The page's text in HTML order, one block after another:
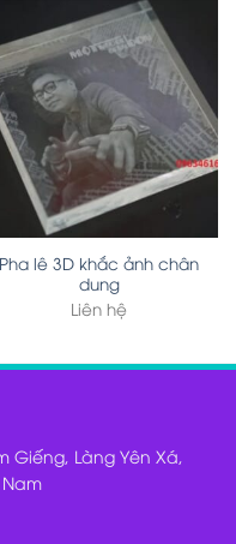
Pha lê 3D khắc ảnh chân
dung
Liên hệ
Giếng, Làng Yên Xá,
Nam